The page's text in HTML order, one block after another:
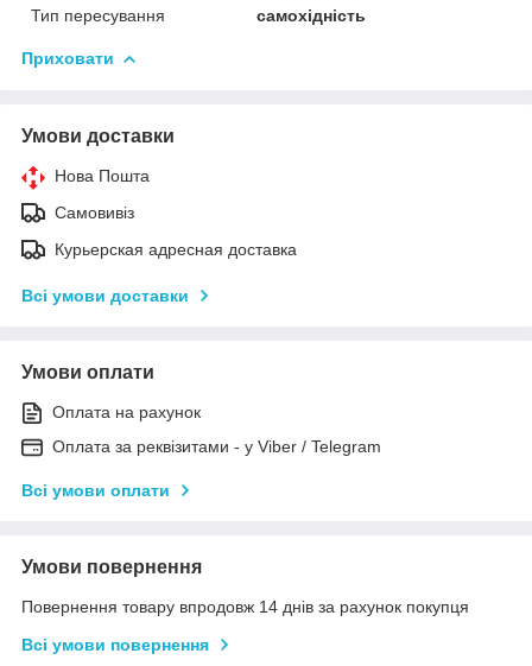
Тип пересування
самохідність
Приховати
Умови доставки
Нова Пошта
Самовивіз
Курьерская адресная доставка
Всі умови доставки
Умови оплати
Оплата на рахунок
Оплата за реквізитами - у Viber / Telegram
Всі умови оплати
Умови повернення
Повернення товару впродовж 14 днів за рахунок покупця
Всі умови повернення